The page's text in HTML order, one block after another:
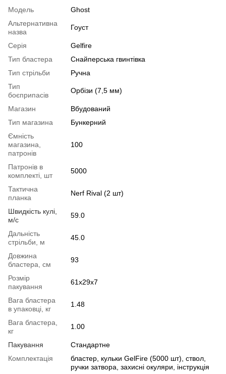
Модель
Ghost
Альтернативна
назва
Гоуст
Серія
Gelfire
Тип бластера
Снайперська гвинтівка
Тип стрільби
Ручна
Тип
боєприпасів
Орбізи (7,5 мм)
Магазин
Вбудований
Тип магазина
Бункерний
Ємність
магазина,
патронів
100
Патронів в
комплекті, шт
5000
Тактична
планка
Nerf Rival (2 шт)
Швидкість кулі,
м/с
59.0
Дальність
стрільби, м
45.0
Довжина
бластера, см
93
Розмір
пакування
61x29x7
Вага бластера
в упаковці, кг
1.48
Вага бластера,
кг
1.00
Пакування
Стандартне
Комплектація
бластер, кульки GelFire (5000 шт), ствол,
ручки затвора, захисні окуляри, інструкція